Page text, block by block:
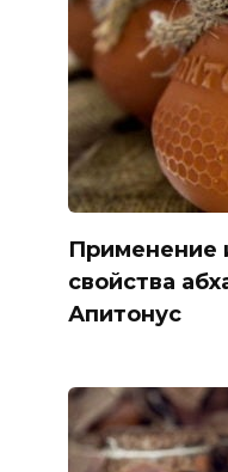
Применение
свойства
Апитонус